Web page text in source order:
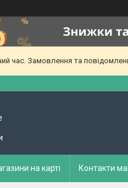
час. Замовлення та
на карті Контакти